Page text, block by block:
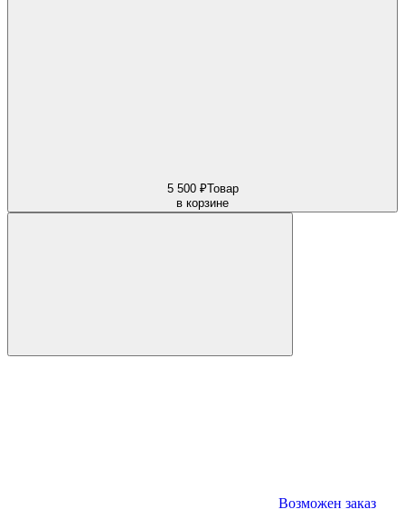
5 500 ₽Товар
в корзине
Возможен заказ